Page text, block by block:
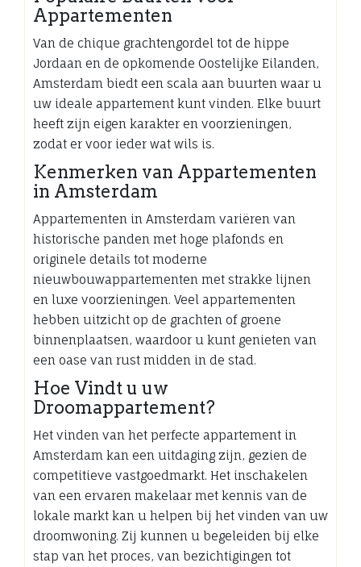
Appartementen
Van de chique grachtengordel tot de hippe
Jordaan en de opkomende Oostelijke Eilanden,
Amsterdam biedt een scala aan buurten waar u
uw ideale appartement kunt vinden. Elke buurt
heeft zijn eigen karakter en voorzieningen,
zodat er voor ieder wat wils is.
Kenmerken van Appartementen
in Amsterdam
Appartementen in Amsterdam variëren van
historische panden met hoge plafonds en
originele details tot moderne
nieuwbouwappartementen met strakke lijnen
en luxe voorzieningen. Veel appartementen
hebben uitzicht op de grachten of groene
binnenplaatsen, waardoor u kunt genieten van
een oase van rust midden in de stad.
Hoe Vindt u uw
Droomappartement?
Het vinden van het perfecte appartement in
Amsterdam kan een uitdaging zijn, gezien de
competitieve vastgoedmarkt. Het inschakelen
van een ervaren makelaar met kennis van de
lokale markt kan u helpen bij het vinden van uw
droomwoning. Zij kunnen u begeleiden bij elke
stap van het proces, van bezichtigingen tot